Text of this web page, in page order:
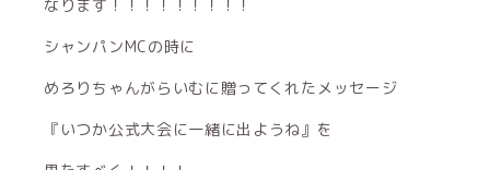
なります！！！！！！！！！
シャンパンMCの時に
めろりちゃんがらいむに贈ってくれたメッセージ
『いつか公式大会に一緒に出ようね』を